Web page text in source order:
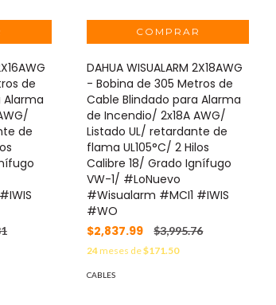
de
Alarma
de
DAHUA WISUALARM 2X18AWG
- Bobina de 305 Metros de
Cable Blindado para Alarma
de Incendio/ 2x18A AWG/
Listado UL/ retardante de
flama UL105°C/ 2 Hilos
Calibre 18/ Grado Ignífugo
VW-1/ #LoNuevo
#Wisualarm #MCI1 #IWIS
#WO
$2,837.99
$3,995.76
24meses de$171.50
CABLES